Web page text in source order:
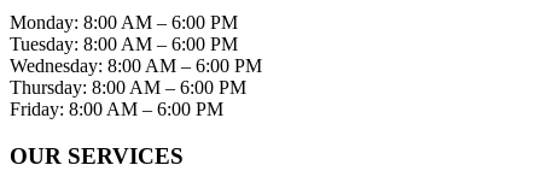
Monday: 8:00 AM – 6:00 PM
Tuesday: 8:00 AM – 6:00 PM
Wednesday: 8:00 AM – 6:00 PM
Thursday: 8:00 AM – 6:00 PM
Friday: 8:00 AM – 6:00 PM
OUR SERVICES